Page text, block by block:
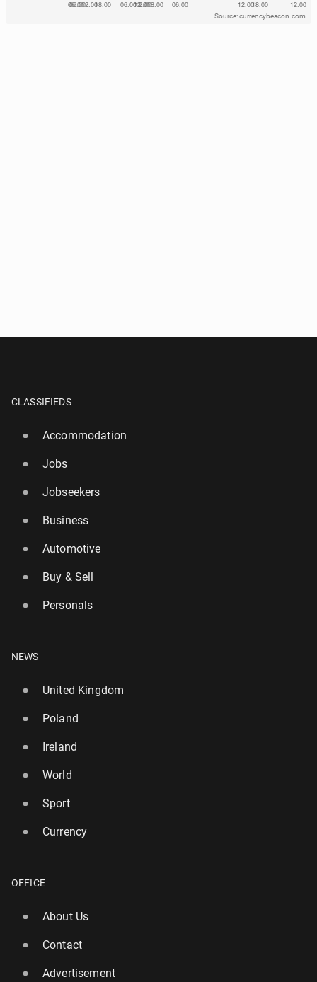
Source: currencybeacon.com
CLASSIFIEDS
Accommodation
Jobs
Jobseekers
Business
Automotive
Buy & Sell
Personals
NEWS
United Kingdom
Poland
Ireland
World
Sport
Currency
OFFICE
About Us
Contact
Advertisement